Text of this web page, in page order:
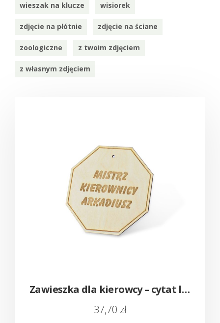
wieszak na klucze wisiorek
zdjęcie na płótnie zdjęcie na ściane
zoologiczne z twoim zdjęciem
z własnym zdjęciem
Zawieszka dla kierowcy – cytat lub dedykacja
37,70 zł